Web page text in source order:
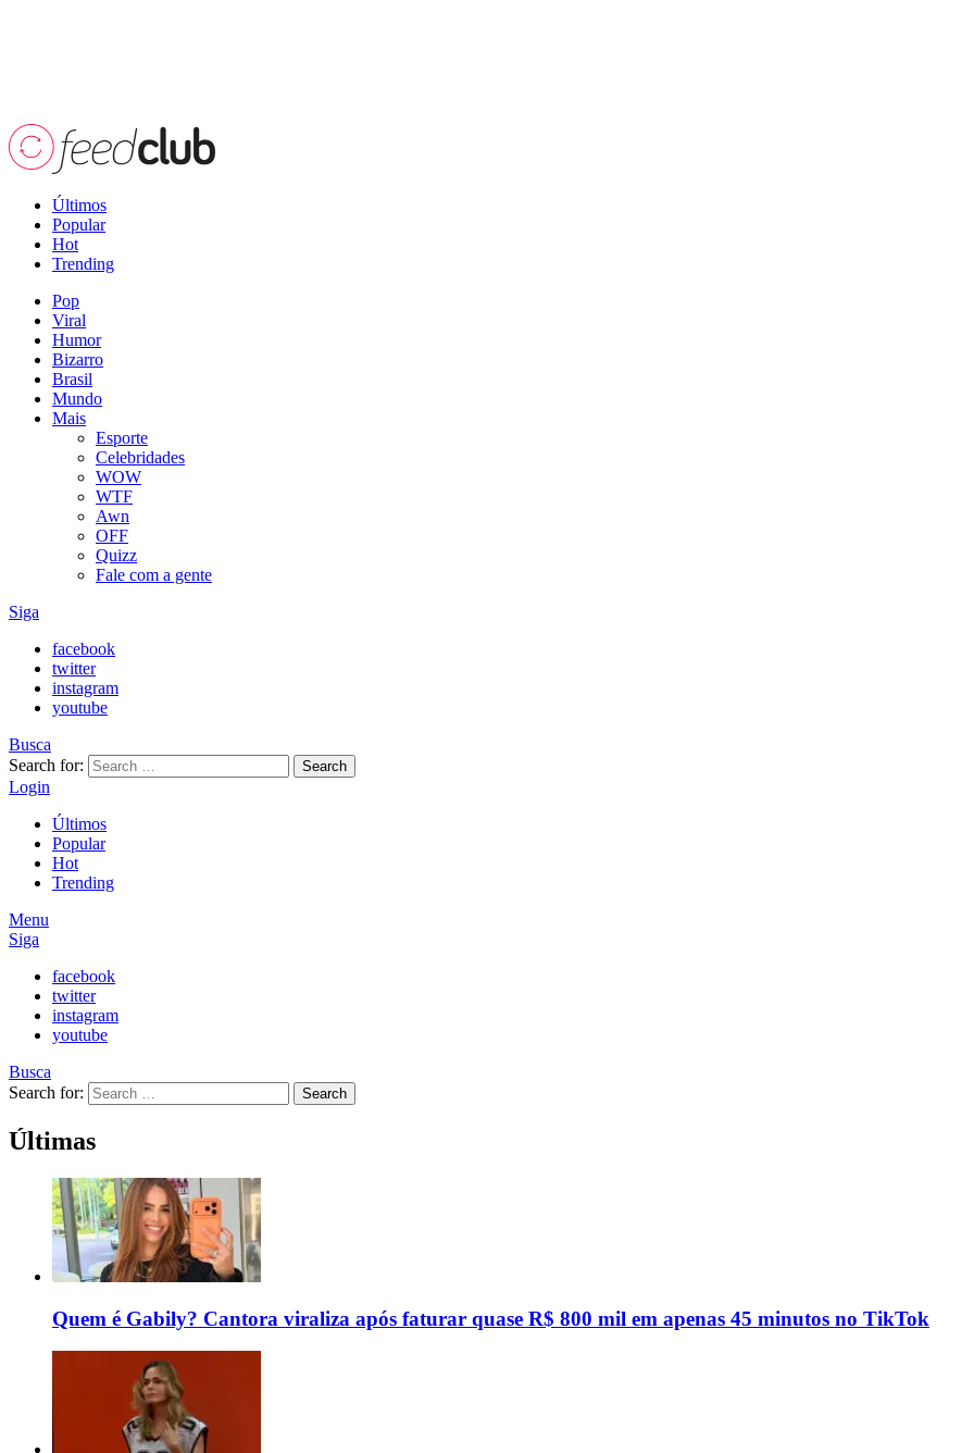
Últimos
Popular
Hot
Trending
Pop
Viral
Humor
Bizarro
Brasil
Mundo
Mais
Esporte
Celebridades
WOW
WTF
Awn
OFF
Quizz
Fale com a gente
Siga
facebook
twitter
instagram
youtube
Busca
Search for:
Search
Login
Últimos
Popular
Hot
Trending
Menu
Siga
facebook
twitter
instagram
youtube
Busca
Search for:
Search
Últimas
Quem é Gabily? Cantora viraliza após faturar quase R$ 800 mil em apenas 45 minutos no TikTok